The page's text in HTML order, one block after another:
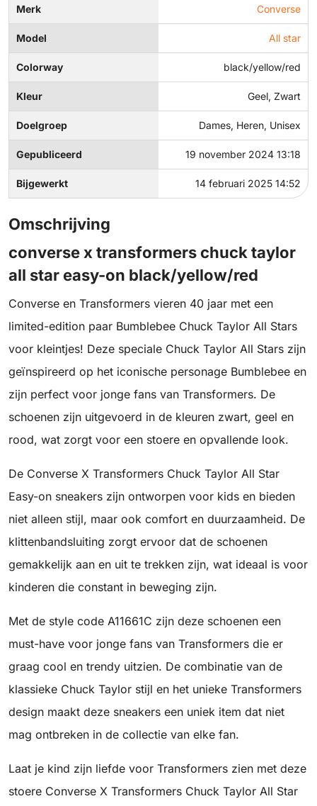
Merk Converse
Model All star
Colorway black/yellow/red
Kleur Geel, Zwart
Doelgroep Dames, Heren, Unisex
Gepubliceerd 19 november 2024 13:18
Bijgewerkt 14 februari 2025 14:52
Omschrijving
converse x transformers chuck taylor
all star easy-on black/yellow/red
Converse en Transformers vieren 40 jaar met een
limited-edition paar Bumblebee Chuck Taylor All Stars
voor kleintjes! Deze speciale Chuck Taylor All Stars zijn
geïnspireerd op het iconische personage Bumblebee en
zijn perfect voor jonge fans van Transformers. De
schoenen zijn uitgevoerd in de kleuren zwart, geel en
rood, wat zorgt voor een stoere en opvallende look.
De Converse X Transformers Chuck Taylor All Star
Easy-on sneakers zijn ontworpen voor kids en bieden
niet alleen stijl, maar ook comfort en duurzaamheid. De
klittenbandsluiting zorgt ervoor dat de schoenen
gemakkelijk aan en uit te trekken zijn, wat ideaal is voor
kinderen die constant in beweging zijn.
Met de style code A11661C zijn deze schoenen een
must-have voor jonge fans van Transformers die er
graag cool en trendy uitzien. De combinatie van de
klassieke Chuck Taylor stijl en het unieke Transformers
design maakt deze sneakers een uniek item dat niet
mag ontbreken in de collectie van elke fan.
Laat je kind zijn liefde voor Transformers zien met deze
stoere Converse X Transformers Chuck Taylor All Star